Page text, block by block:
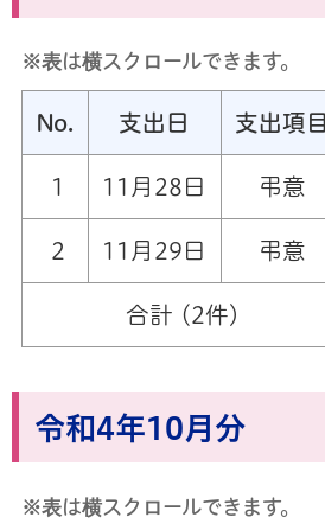
※表は横スクロールできます。
No. 支出日 支出項目
1 11月28日 弔意
2 11月29日 弔意
合計 (2件)
令和4年10月分
※表は横スクロールできます。